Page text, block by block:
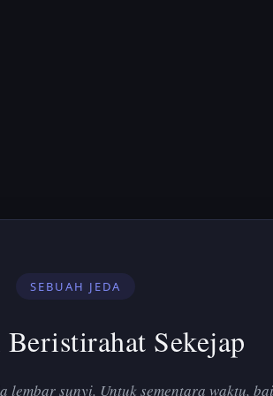
SEBUAH JEDA
Sekejap
lembar sunyi. Untuk sementara waktu,